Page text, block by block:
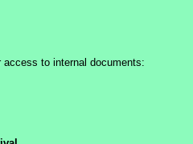
access to internal documents: